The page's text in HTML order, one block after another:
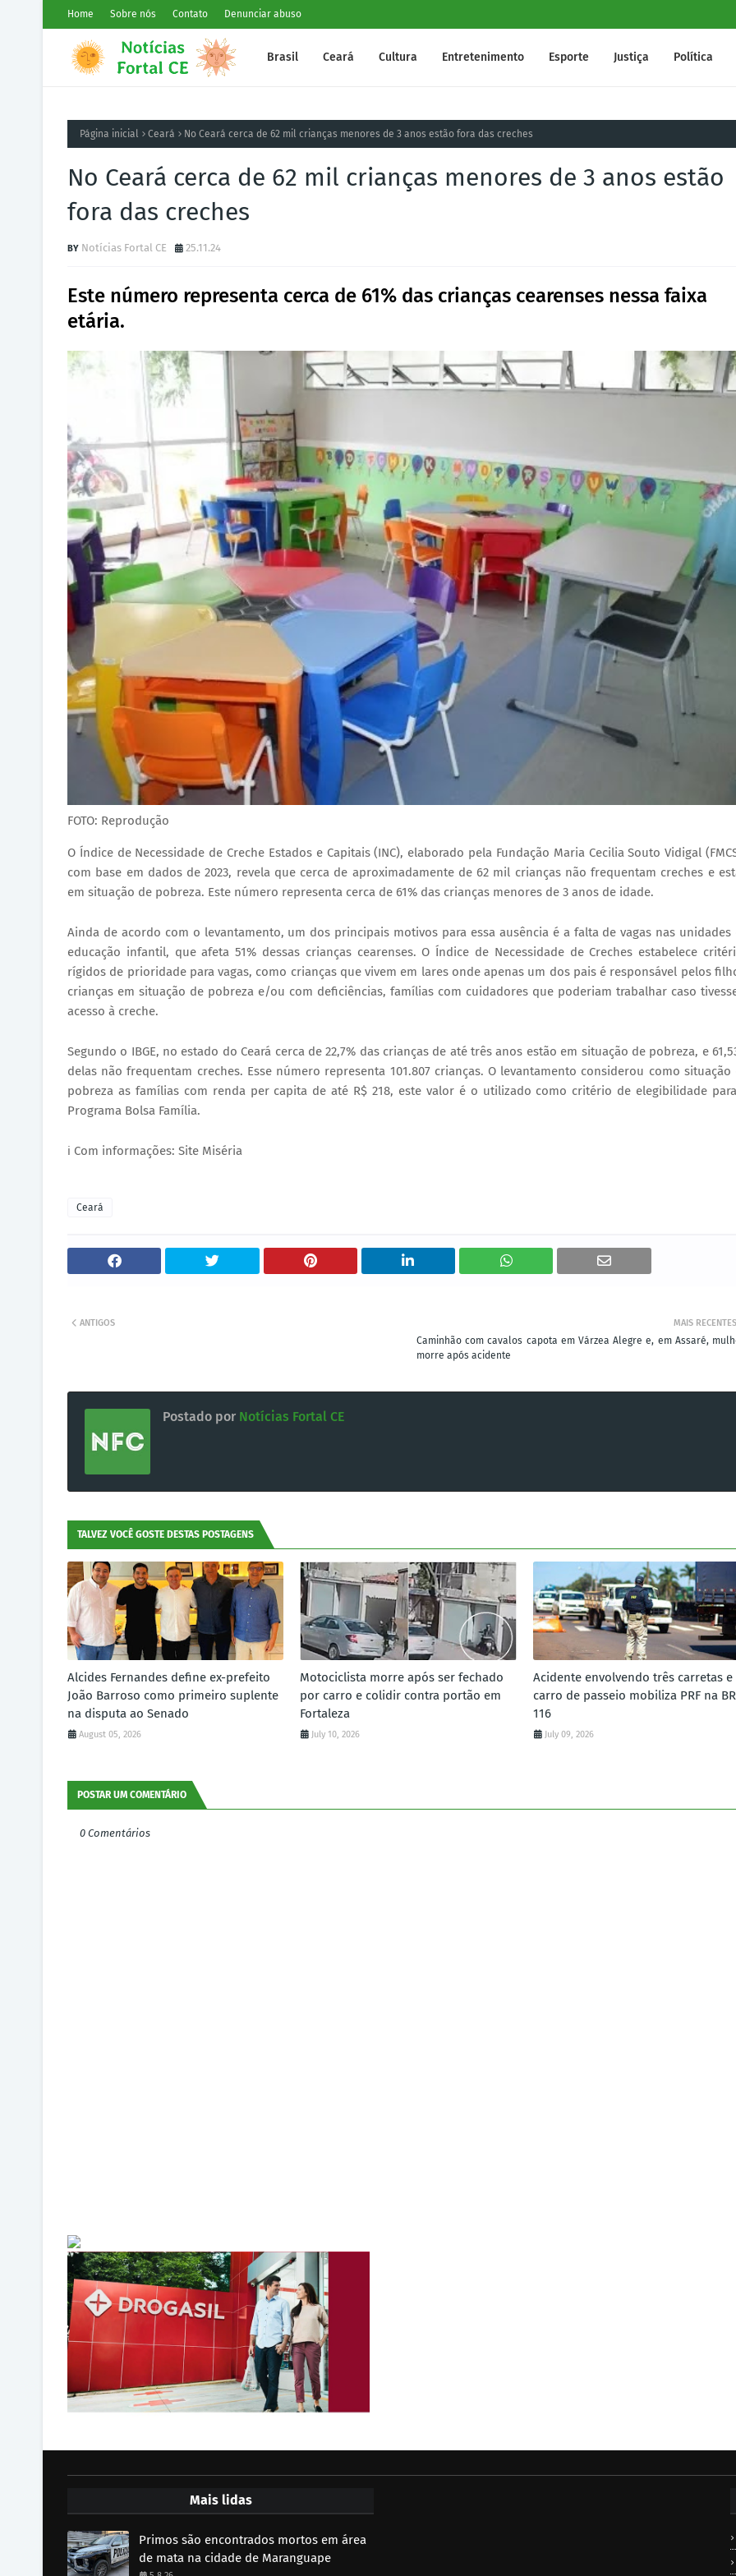
Home Sobre nós Contato Denunciar abuso
Brasil Ceará Cultura Entretenimento Esporte Justiça Política
Página inicial Ceará No Ceará cerca de 62 mil crianças menores de 3 anos estão fora das creches
No Ceará cerca de 62 mil crianças menores de 3 anos estão
fora das creches
Notícias Fortal CE 25.11.24
Este número representa cerca de 61% das crianças cearenses nessa faixa
etária.
FOTO: Reprodução
O Índice de Necessidade de Creche Estados e Capitais (INC), elaborado pela Fundação Maria Cecilia Souto Vidigal
com base em dados de 2023, revela que cerca de aproximadamente de 62 mil crianças não frequentam creches e
em situação de pobreza. Este número representa cerca de 61% das crianças menores de 3 anos de idade.
Ainda de acordo com o levantamento, um dos principais motivos para essa ausência é a falta de vagas nas unidades
educação infantil, que afeta 51% dessas crianças cearenses. O Índice de Necessidade de Creches estabelece
rígidos de prioridade para vagas, como crianças que vivem em lares onde apenas um dos pais é responsável pelos
crianças em situação de pobreza e/ou com deficiências, famílias com cuidadores que poderiam trabalhar caso
acesso à creche.
Segundo o IBGE, no estado do Ceará cerca de 22,7% das crianças de até três anos estão em situação de pobreza, e
delas não frequentam creches. Esse número representa 101.807 crianças. O levantamento considerou como situação
pobreza as famílias com renda per capita de até R$ 218, este valor é o utilizado como critério de elegibilidade
Programa Bolsa Família.
ℹ️ Com informações: Site Miséria
Ceará
MAIS RECENTES
Caminhão com cavalos capota em Várzea Alegre e, em Assaré,
morre após acidente
ANTIGOS
Postado por Notícias Fortal CE
TALVEZ VOCÊ GOSTE DESTAS POSTAGENS
Alcides Fernandes define ex-prefeito
João Barroso como primeiro suplente
na disputa ao Senado
August 05, 2026
Motociclista morre após ser fechado
por carro e colidir contra portão em
Fortaleza
July 10, 2026
Acidente envolvendo três carretas e
carro de passeio mobiliza PRF na
116
July 09, 2026
POSTAR UM COMENTÁRIO
0 Comentários
Mais lidas
Primos são encontrados mortos em área
de mata na cidade de Maranguape